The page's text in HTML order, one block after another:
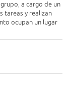
a cargo de un
tareas y realizan
ocupan un lugar